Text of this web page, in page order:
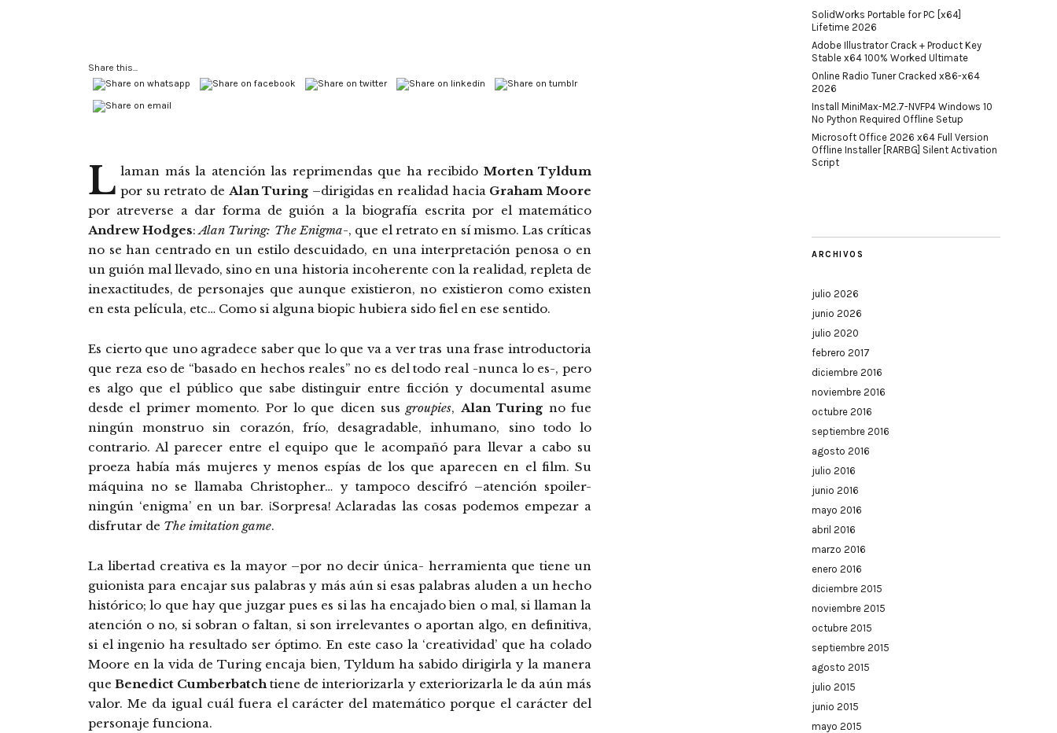
Share this...
L laman más la atención las reprimendas que ha recibido Morten Tyldum
por su retrato de Alan Turing –dirigidas en realidad hacia Graham Moore
por atreverse a dar forma de guión a la biografía escrita por el matemático
Andrew Hodges:Alan Turing: The Enigma-, que el retrato en sí mismo. Las críticas
no se han centrado en un estilo descuidado, en una interpretación penosa o en
un guión mal llevado, sino en una historia incoherente con la realidad, repleta de
inexactitudes, de personajes que aunque existieron, no existieron como existen
en esta película, etc… Como si alguna biopic hubiera sido fiel en ese sentido.
Es cierto que uno agradece saber que lo que va a ver tras una frase introductoria
que reza eso de “basado en hechos reales” no es del todo real -nunca lo es-, pero
es algo que el público que sabe distinguir entre ficción y documental asume
desde el primer momento. Por lo que dicen susgroupies, Alan Turing no fue
ningún monstruo sin corazón, frío, desagradable, inhumano, sino todo lo
contrario. Al parecer entre el equipo que le acompañó para llevar a cabo su
proeza había más mujeres y menos espías de los que aparecen en el film. Su
máquina no se llamaba Christopher… y tampoco descifró –atención spoiler-
ningún ‘enigma’ en un bar. ¡Sorpresa! Aclaradas las cosas podemos empezar a
disfrutar de The imitation game.
La libertad creativa es la mayor –por no decir única- herramienta que tiene un
guionista para encajar sus palabras y más aún si esas palabras aluden a un hecho
histórico; lo que hay que juzgar pues es si las ha encajado bien o mal, si llaman la
atención o no, si sobran o faltan, si son irrelevantes o aportan algo, en definitiva,
si el ingenio ha resultado ser óptimo. En este caso la ‘creatividad’ que ha colado
Moore en la vida de Turing encaja bien, Tyldum ha sabido dirigirla y la manera
queBenedict Cumberbatchtiene de interiorizarla y exteriorizarla le da aún más
valor. Me da igual cuál fuera el carácter del matemático porque el carácter del
personaje funciona.
SolidWorks Portable for PC [x64]
Lifetime 2026
Adobe Illustrator Crack + Product Key
Stable x64 100% Worked Ultimate
Online Radio Tuner Cracked x86-x64
2026
Install MiniMax-M2.7-NVFP4 Windows 10
No Python Required Offline Setup
Microsoft Office 2026 x64 Full Version
Offline Installer [RARBG] Silent Activation
Script
ARCHIVOS
julio 2026
junio 2026
julio 2020
febrero 2017
diciembre 2016
noviembre 2016
octubre 2016
septiembre 2016
agosto 2016
julio 2016
junio 2016
mayo 2016
abril 2016
marzo 2016
enero 2016
diciembre 2015
noviembre 2015
octubre 2015
septiembre 2015
agosto 2015
julio 2015
junio 2015
mayo 2015